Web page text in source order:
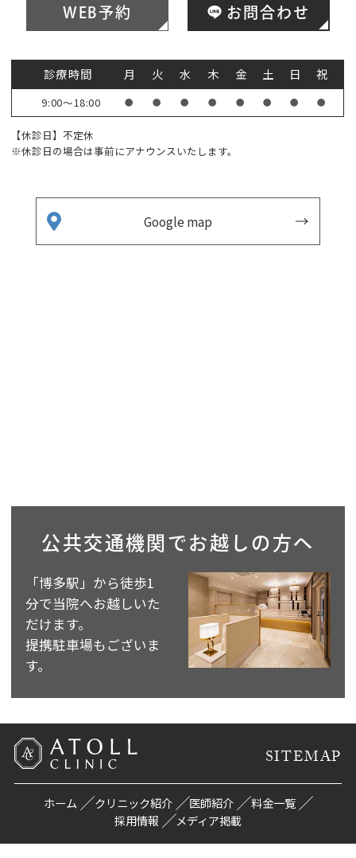
WEB予約 お問合わせ
診療時間 月 火 水 木 金 土 日 祝
9:00～18:00 ● ● ● ● ● ● ● ●
【休診日】不定休
※休診日の場合は事前にアナウンスいたします。
Google map
公共交通機関で お越しの方へ
「博多駅」から徒歩1
分で当院へお越しいた
だけます。
提携駐車場もございま
す。
SITEMAP
ホーム クリニック紹介 医師紹介
料金一覧
採用情報
メディア掲載